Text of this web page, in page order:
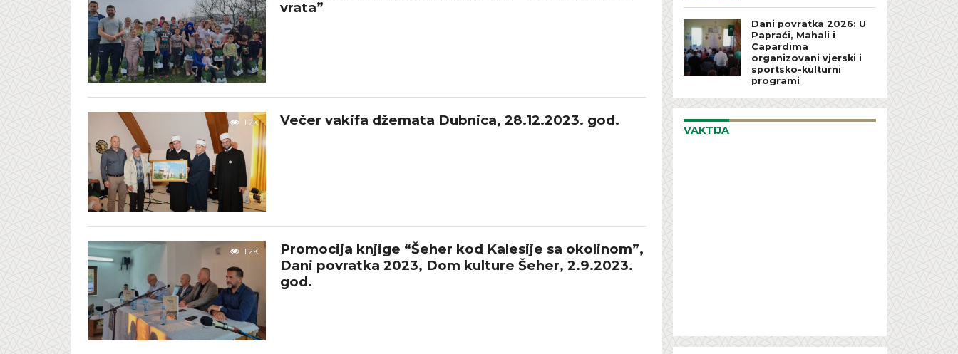
vrata”
1.2K Večer vakifa džemata Dubnica, 28.12.2023. god.
1.2K
Promocija knjige “Šeher kod Kalesije sa okolinom”,
Dani povratka 2023, Dom kulture Šeher, 2.9.2023.
god.
Dani povratka 2026: U
Papraći, Mahali i
Capardima
organizovani vjerski i
sportsko-kulturni
programi
VAKTIJA